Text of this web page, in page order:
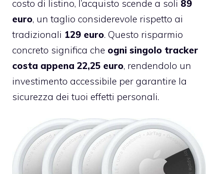
costo di listino, l’acquisto scende a soli 89
euro, un taglio considerevole rispetto ai
tradizionali 129 euro. Questo risparmio
concreto significa che ogni singolo tracker
costa appena 22,25 euro, rendendolo un
investimento accessibile per garantire la
sicurezza dei tuoi effetti personali.